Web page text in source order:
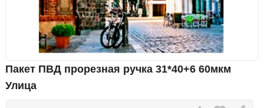
Пакет ПВД прорезная ручка 31*40+6 60мкм
Улица